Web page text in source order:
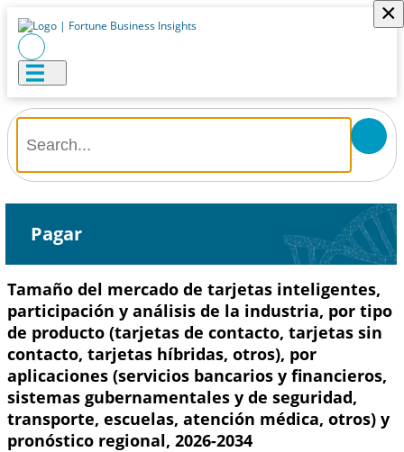
×
Pagar
Tamaño del mercado de tarjetas inteligentes,
participación y análisis de la industria, por tipo
de producto (tarjetas de contacto, tarjetas sin
contacto, tarjetas híbridas, otros), por
aplicaciones (servicios bancarios y financieros,
sistemas gubernamentales y de seguridad,
transporte, escuelas, atención médica, otros) y
pronóstico regional, 2026-2034